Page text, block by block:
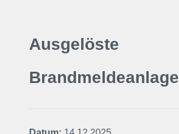
Ausgelöste
Brandmeldeanlage